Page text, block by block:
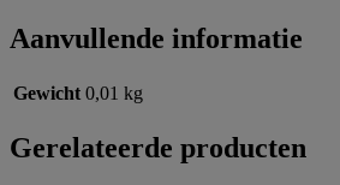
Aanvullende informatie
Gewicht 0,01 kg
Gerelateerde producten